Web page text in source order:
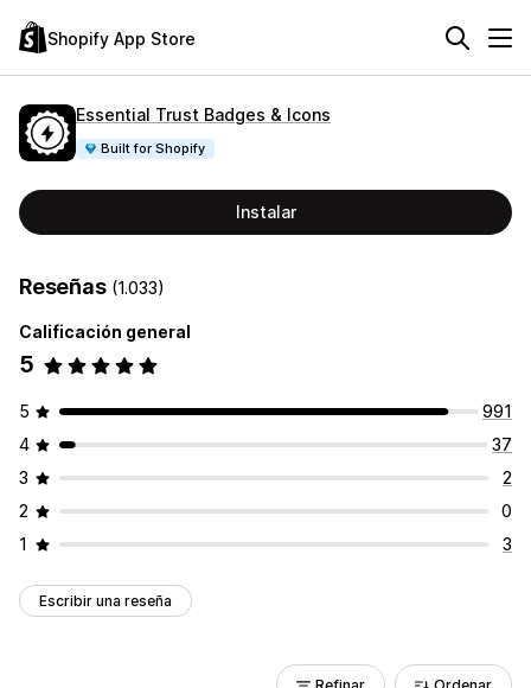
Shopify App Store
Essential Trust Badges & Icons
Built for Shopify
Instalar
Reseñas (1.033)
Calificación general
5
5
991
4
37
3
2
2
0
1
3
Escribir una reseña